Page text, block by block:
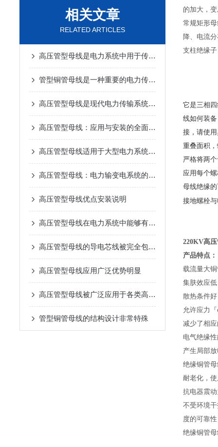
相关文章
RELATED ARTICLES
高压管型母线是电力系统中用于传输电流的导电装置
管型铜管母线是一种重要的电力传输设备
高压管型母线是现代电力传输系统中的一种关键设备
高压管型母线：应用与安装的全面解析
高压管型母线适用于大型电力系统和高压输电场景
高压管型母线：电力输变电系统的关键之所在
高压管型母线优点安装说明
高压管型母线在电力系统中能够有效地防止电击穿和电弧闪络等现象
高压管型母线的导电芯线被完全包裹在绝缘层中
高压管型母线应用广泛优势明显
高压管型母线被广泛应用于各类高要求的电力传输场景中
管型铜管母线的结构设计非常特殊
的加大，
常规矩形
降、电流
支柱绝缘
它是三相
线如何装
接，请使
重叠面积
严格将两
应用每个
母线绝缘
接地螺栓
220KV高
产品特点：
载流量大
集肤效应
散热条件
允许应力
减少了相
电气绝缘
产生局部
绝缘铜管
耐老化，
抗电器震
不受环境
度的可靠
绝缘铜管